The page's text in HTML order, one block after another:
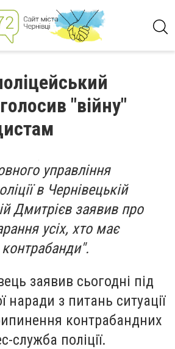
"війну"
управління
в Чернівецькій
Дмитрієв заявив про
усіх, хто має
заявив сьогодні під
наради з питань ситуації
контрабандних
служба поліції.